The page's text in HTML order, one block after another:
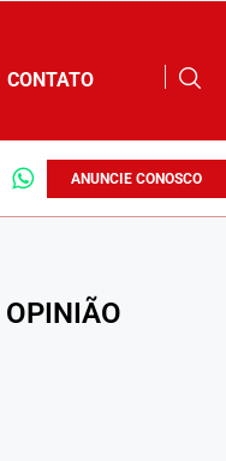
CONTATO
ANUNCIE CONOSCO
OPINIÃO